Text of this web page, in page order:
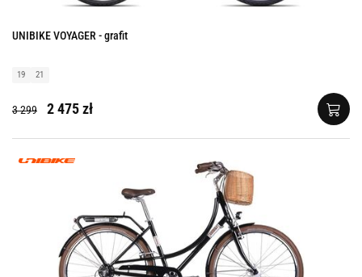
UNIBIKE VOYAGER - grafit
19 21
3 299 2 475 zł